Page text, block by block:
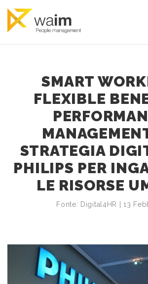
SMART
FLEXIBLE
STRATEGIA
PHILIPS PER
LE RISORSE
Fonte: Digital4HR | 13